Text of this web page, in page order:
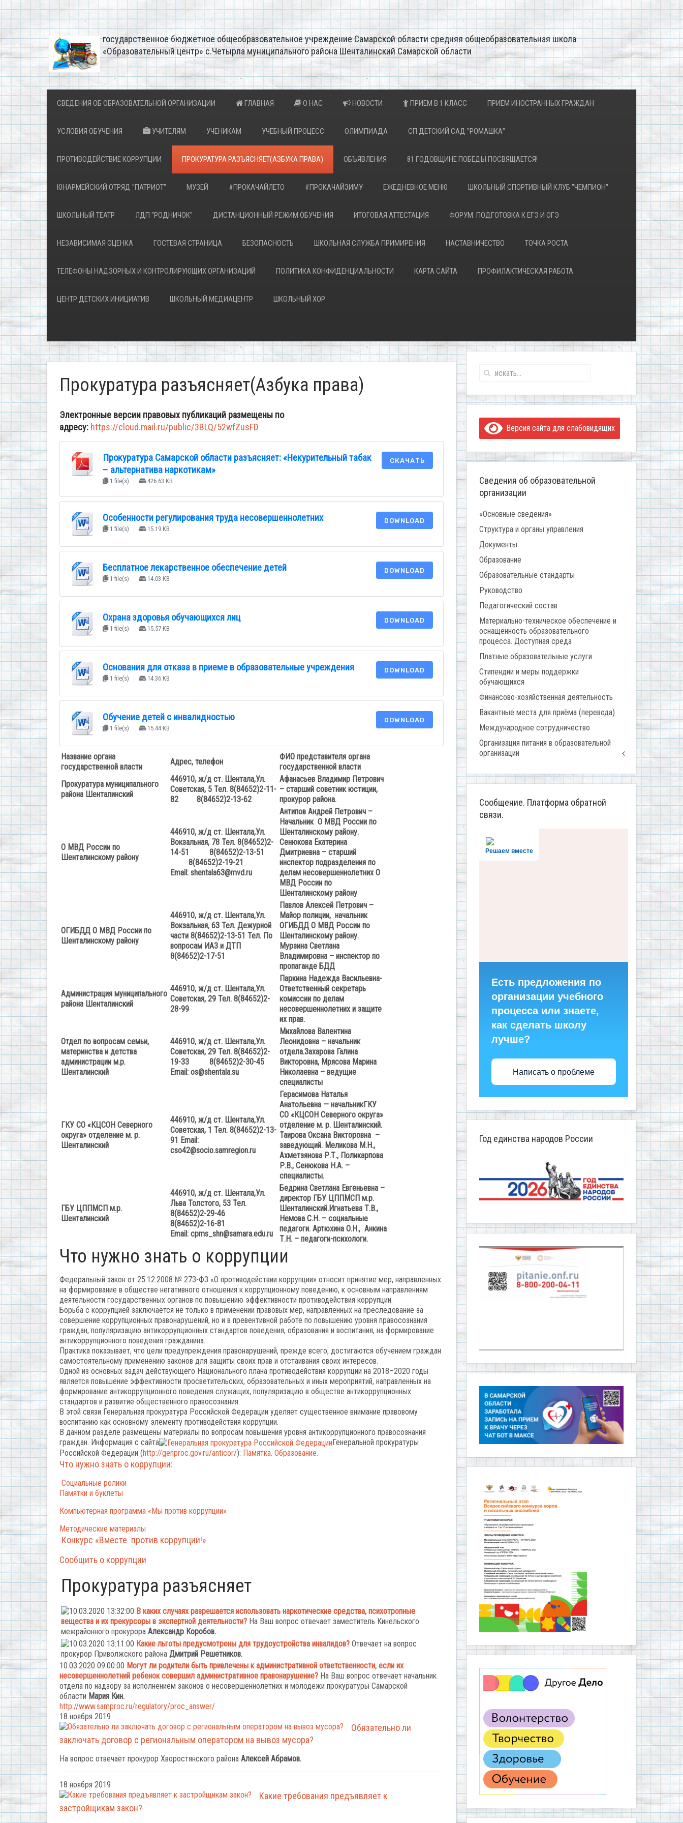
государственное бюджетное общеобразовательное учреждение Самарской области средняя общеобразовательная школа
«Образовательный центр» с.Четырла муниципального района Шенталинский Самарской области
СВЕДЕНИЯ ОБ ОБРАЗОВАТЕЛЬНОЙ ОРГАНИЗАЦИИ ГЛАВНАЯ О НАС НОВОСТИ ПРИЕМ В 1 КЛАСС ПРИЕМ ИНОСТРАННЫХ ГРАЖДАН
УСЛОВИЯ ОБУЧЕНИЯ УЧИТЕЛЯМ УЧЕНИКАМ УЧЕБНЫЙ ПРОЦЕСС ОЛИМПИАДА СП ДЕТСКИЙ САД "РОМАШКА"
ПРОТИВОДЕЙСТВИЕ КОРРУПЦИИ ПРОКУРАТУРА РАЗЪЯСНЯЕТ(АЗБУКА ПРАВА) ОБЪЯВЛЕНИЯ 81 ГОДОВЩИНЕ ПОБЕДЫ ПОСВЯЩАЕТСЯ!
ЮНАРМЕЙСКИЙ ОТРЯД "ПАТРИОТ" МУЗЕЙ #ПРОКАЧАЙЛЕТО #ПРОКАЧАЙЗИМУ ЕЖЕДНЕВНОЕ МЕНЮ ШКОЛЬНЫЙ СПОРТИВНЫЙ КЛУБ "ЧЕМПИОН"
ШКОЛЬНЫЙ ТЕАТР ЛДП "РОДНИЧОК" ДИСТАНЦИОННЫЙ РЕЖИМ ОБУЧЕНИЯ ИТОГОВАЯ АТТЕСТАЦИЯ ФОРУМ: ПОДГОТОВКА К ЕГЭ И ОГЭ
НЕЗАВИСИМАЯ ОЦЕНКА ГОСТЕВАЯ СТРАНИЦА БЕЗОПАСНОСТЬ ШКОЛЬНАЯ СЛУЖБА ПРИМИРЕНИЯ НАСТАВНИЧЕСТВО ТОЧКА РОСТА
ТЕЛЕФОНЫ НАДЗОРНЫХ И КОНТРОЛИРУЮЩИХ ОРГАНИЗАЦИЙ ПОЛИТИКА КОНФИДЕНЦИАЛЬНОСТИ КАРТА САЙТА ПРОФИЛАКТИЧЕСКАЯ РАБОТА
ЦЕНТР ДЕТСКИХ ИНИЦИАТИВ ШКОЛЬНЫЙ МЕДИАЦЕНТР ШКОЛЬНЫЙ ХОР
Прокуратура разъясняет(Азбука права)
Электронные версии правовых публикаций размещены по
адресу: https://cloud.mail.ru/public/3BLQ/52wfZusFD
Прокуратура Самарской области разъясняет: «Некурительный табак
– альтернатива наркотикам»
1 file(s) 426.63 KB
СКАЧАТЬ
Особенности регулирования труда несовершеннолетних
1 file(s) 15.19 KB
DOWNLOAD
Бесплатное лекарственное обеспечение детей
1 file(s) 14.03 KB
DOWNLOAD
Охрана здоровья обучающихся лиц
1 file(s) 15.57 KB
DOWNLOAD
Основания для отказа в приеме в образовательные учреждения
1 file(s) 14.36 KB
DOWNLOAD
Обучение детей с инвалидностью
1 file(s) 15.44 KB
DOWNLOAD
Название органа
государственной власти
Адрес, телефон
ФИО представителя органа
государственной власти
Прокуратура муниципального
района Шенталинский
446910, ж/д ст. Шентала,Ул.
Советская, 5 Тел. 8(84652)2-11-
82
8(84652)2-13-62
Афанасьев Владимир Петрович
– старший советник юстиции,
прокурор района.
О МВД России по
Шенталинскому району
446910, ж/д ст. Шентала,Ул.
Вокзальная, 78 Тел. 8(84652)2-
14-51
8(84652)2-13-51
8(84652)2-19-21
Email: shentala63@mvd.ru
Антипов Андрей Петрович –
Начальник О МВД России по
Шенталинскому району.
Сенюкова Екатерина
Дмитриевна – старший
инспектор подразделения по
делам несовершеннолетних О
МВД России по
Шенталинскому району
ОГИБДД О МВД России по
Шенталинскому району
446910, ж/д ст. Шентала,Ул.
Вокзальная, 63 Тел. Дежурной
части 8(84652)2-13-51 Тел. По
вопросам ИАЗ и ДТП
8(84652)2-17-51
Павлов Алексей Петрович –
Майор полиции, начальник
ОГИБДД О МВД России по
Шенталинскому району.
Мурзина Светлана
Владимировна – инспектор по
пропаганде БДД
Администрация муниципального
района Шенталинский
446910, ж/д ст. Шентала,Ул.
Советская, 29 Тел. 8(84652)2-
28-99
Паркина Надежда Васильевна-
Ответственный секретарь
комиссии по делам
несовершеннолетних и защите
их прав.
Отдел по вопросам семьи,
материнства и детства
администрации м.р.
Шенталинский
446910, ж/д ст. Шентала,Ул.
Советская, 29 Тел. 8(84652)2-
19-33
8(84652)2-30-45
Email: os@shentala.su
Михайлова Валентина
Леонидовна – начальник
отдела.Захарова Галина
Викторовна, Мрясова Марина
Николаевна – ведущие
специалисты
ГКУ СО «КЦСОН Северного
округа» отделение м. р.
Шенталинский
446910, ж/д ст. Шентала,Ул.
Советская, 1 Тел. 8(84652)2-13-
91 Email:
cso42@socio.samregion.ru
Герасимова Наталья
Анатольевна — начальникГКУ
СО «КЦСОН Северного округа»
отделение м. р. Шенталинский.
Таирова Оксана Викторовна –
заведующий. Меликова М.Н.,
Ахметзянова Р.Т., Поликарпова
Р.В., Сенюкова Н.А. –
специалисты.
ГБУ ЦППМСП м.р.
Шенталинский
446910, ж/д ст. Шентала,Ул.
Льва Толстого, 53 Тел.
8(84652)2-29-46
8(84652)2-16-81
Email: cpms_shn@samara.edu.ru
Бедрина Светлана Евгеньевна –
директор ГБУ ЦППМСП м.р.
Шенталинский.Игнатьева Т.В.,
Немова С.Н. – социальные
педагоги. Артюхина О.Н., Анкина
Т.Н. – педагоги-психологи.
Что нужно знать о коррупции
Федеральный закон от 25.12.2008 № 273-ФЗ «О противодействии коррупции» относит принятие мер, направленных
на формирование в обществе негативного отношения к коррупционному поведению, к основным направлениям
деятельности государственных органов по повышению эффективности противодействия коррупции.
Борьба с коррупцией заключается не только в применении правовых мер, направленных на преследование за
совершение коррупционных правонарушений, но и в превентивной работе по повышению уровня правосознания
граждан, популяризацию антикоррупционных стандартов поведения, образования и воспитания, на формирование
антикоррупционного поведения гражданина.
Практика показывает, что цели предупреждения правонарушений, прежде всего, достигаются обучением граждан
самостоятельному применению законов для защиты своих прав и отстаивания своих интересов.
Одной из основных задач действующего Национального плана противодействия коррупции на 2018–2020 годы
является повышение эффективности просветительских, образовательных и иных мероприятий, направленных на
формирование антикоррупционного поведения служащих, популяризацию в обществе антикоррупционных
стандартов и развитие общественного правосознания.
В этой связи Генеральная прокуратура Российской Федерации уделяет существенное внимание правовому
воспитанию как основному элементу противодействия коррупции.
В данном разделе размещены материалы по вопросам повышения уровня антикоррупционного правосознания
граждан. Информация с сайта
Генеральной прокуратуры
Российской Федерации (http://genproc.gov.ru/anticor/): Памятка. Образование.
Что нужно знать о коррупции:
Социальные ролики
Памятки и буклеты
Компьютерная программа «Мы против коррупции»
Методические материалы
Конкурс «Вместе против коррупции!»
Сообщить о коррупции
Прокуратура разъясняет
10.03.2020 13:32:00 В каких случаях разрешается использовать наркотические средства, психотропные
вещества и их прекурсоры в экспертной деятельности? На Ваш вопрос отвечает заместитель Кинельского
межрайонного прокурора Александр Коробов.
10.03.2020 13:11:00 Какие льготы предусмотрены для трудоустройства инвалидов? Отвечает на вопрос
прокурор Приволжского района Дмитрий Решетников.
10.03.2020 09:00:00 Могут ли родители быть привлечены к административной ответственности, если их
несовершеннолетний ребенок совершил административное правонарушение? На Ваш вопрос отвечает начальник
отдела по надзору за исполнением законов о несовершеннолетних и молодежи прокуратуры Самарской
области Мария Кин.
http://www.samproc.ru/regulatory/proc_answer/
18 ноября 2019
Обязательно ли
заключать договор с региональным оператором на вывоз мусора?
На вопрос отвечает прокурор Хворостянского района Алексей Абрамов.
18 ноября 2019
Какие требования предъявляет к
застройщикам закон?
Версия сайта для слабовидящих
Сведения об образовательной
организации
«Основные сведения»
Структура и органы управления
Документы
Образование
Образовательные стандарты
Руководство
Педагогический состав
Материально-техническое обеспечение и
оснащённость образовательного
процесса. Доступная среда
Платные образовательные услуги
Стипендии и меры поддержки
обучающихся
Финансово-хозяйственная деятельность
Вакантные места для приёма (перевода)
Международное сотрудничество
Организация питания в образовательной
организации
Сообщение. Платформа обратной
связи.
Решаем вместе
Есть предложения по
организации учебного
процесса или знаете,
как сделать школу
лучше?
Написать о проблеме
Год единства народов России